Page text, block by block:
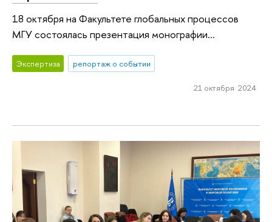
18 октября на Факультете глобальных процессов
МГУ состоялась презентация монографии...
Экспертиза репортаж о событии
21 октября 2024